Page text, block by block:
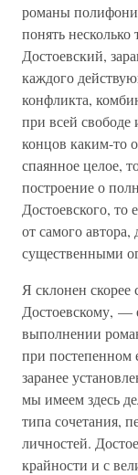
романы
понять
Достоевский,
каждого
конфликта,
при всей
концов каким-то
спаянное целое,
построение о
Достоевского, то
от самого
существенными
Я склонен скорее
Достоевскому, —
выполнении
при постепенном
заранее
мы имеем здесь
типа сочетания,
личностей.
крайности и с